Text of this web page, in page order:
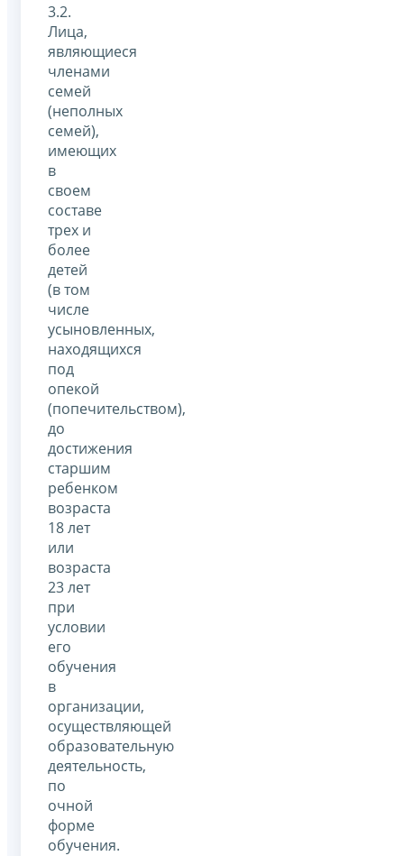
3.2.
Лица,
являющиеся
членами
семей
(неполных
семей),
имеющих
в
своем
составе
трех и
более
детей
(в том
числе
усыновленных,
находящихся
под
опекой
(попечительством),
до
достижения
старшим
ребенком
возраста
18 лет
или
возраста
23 лет
при
условии
его
обучения
в
организации,
осуществляющей
образовательную
деятельность,
по
очной
форме
обучения.